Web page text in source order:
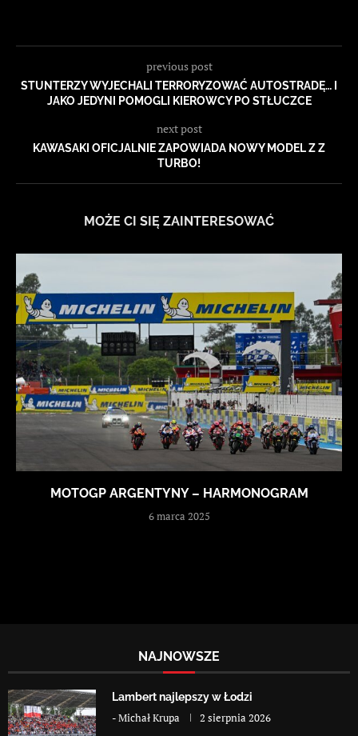
previous post
STUNTERZY WYJECHALI TERRORYZOWAĆ AUTOSTRADĘ… I
JAKO JEDYNI POMOGLI KIEROWCY PO STŁUCZCE
next post
KAWASAKI OFICJALNIE ZAPOWIADA NOWY MODEL Z Z
TURBO!
MOŻE CI SIĘ ZAINTERESOWAĆ
MOTOGP ARGENTYNY – HARMONOGRAM
6 marca 2025
NAJNOWSZE
Lambert najlepszy w Łodzi
-Michał Krupa 2 sierpnia 2026